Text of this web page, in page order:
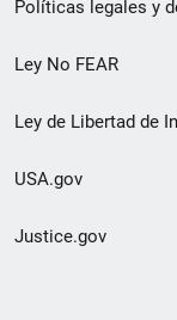
página
Políticas legales y
Ley No FEAR
Ley de Libertad de
USA.gov
Justice.gov